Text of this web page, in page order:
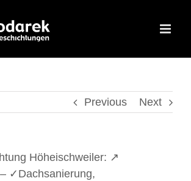
Previous Next
Höheischweiler: ↗️
✓Dachsanierung,